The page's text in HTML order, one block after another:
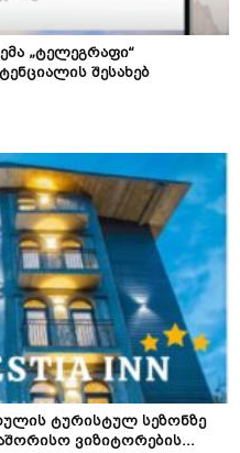
„ტელეგრაფი“
შესახებ
ტურისტულ სეზონზე
ვიზიტორების...